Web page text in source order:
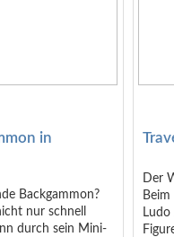
in
Backgammon?
nur schnell
durch sein Mini-
Der